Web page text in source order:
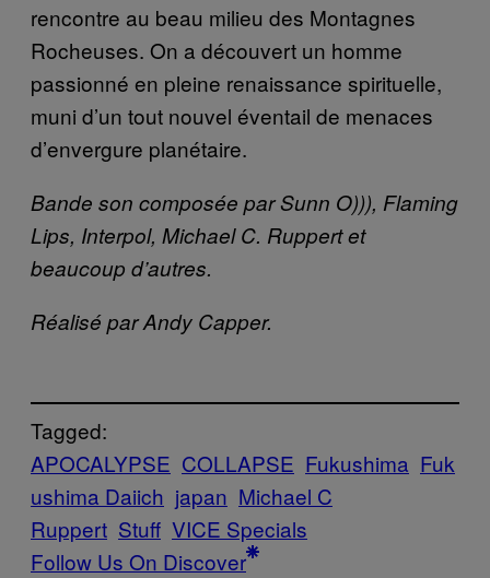
rencontre au beau milieu des Montagnes
Rocheuses. On a découvert un homme
passionné en pleine renaissance spirituelle,
muni d’un tout nouvel éventail de menaces
d’envergure planétaire.
Bande son composée par Sunn O))), Flaming
Lips, Interpol, Michael C. Ruppert et
beaucoup d’autres.
Réalisé par Andy Capper.
Tagged:
APOCALYPSE COLLAPSE Fukushima Fuk
ushima Daiich japan Michael C
Ruppert Stuff VICE Specials
Follow Us On Discover